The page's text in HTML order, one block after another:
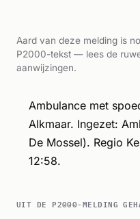
Aard van deze melding is
P2000-tekst — lees de
aanwijzingen.
Ambulance met
Alkmaar. Ingezet:
De Mossel). Regio
12:58.
UIT DE P2000-MELDING